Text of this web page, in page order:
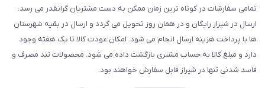
تمامی سفارشات در کوتاه ترین زمان ممکن به دست مشتریان گرانقدر می رسد.
ارسال در شیراز رایگان و در همان روز تحویل می گردد و ارسال در بقیه شهرستان
ها با پرداخت هزینه ارسال انجام می شود. امکان عودت کالا تا یک هفته وجود
دارد و مبلغ کالا به حساب مشتری بازگشت داده می شود. محصولات تند مصرف و
فاسد شدنی تنها در شیراز قابل سفارش خواهند بود.